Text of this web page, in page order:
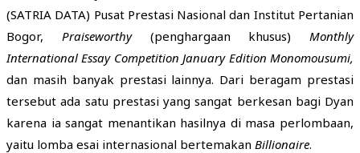
(SATRIA DATA) Pusat Prestasi Nasional dan Institut Pertanian
Bogor, Praiseworthy(penghargaan khusus) Monthly
International Essay Competition January Edition Monomousumi,
dan masih banyak prestasi lainnya. Dari beragam prestasi
tersebut ada satu prestasi yang sangat berkesan bagi Dyan
karena ia sangat menantikan hasilnya di masa perlombaan,
yaitu lomba esai internasional bertemakan Billionaire.